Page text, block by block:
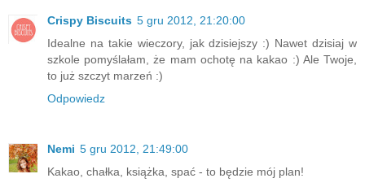
Crispy Biscuits 5 gru 2012, 21:20:00
Idealne na takie wieczory, jak dzisiejszy :) Nawet dzisiaj w
szkole pomyślałam, że mam ochotę na kakao :) Ale Twoje,
to już szczyt marzeń :)
Odpowiedz
Nemi 5 gru 2012, 21:49:00
Kakao, chałka, książka, spać - to będzie mój plan!